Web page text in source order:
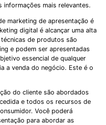
informações mais relevantes.
marketing de apresentação é
digital é alcançar uma alta
de produtos são
e podem ser apresentadas
essencial de qualquer
a venda do negócio. Este é o
do cliente são abordados
e todos os recursos de
Você poderá
para abordar as